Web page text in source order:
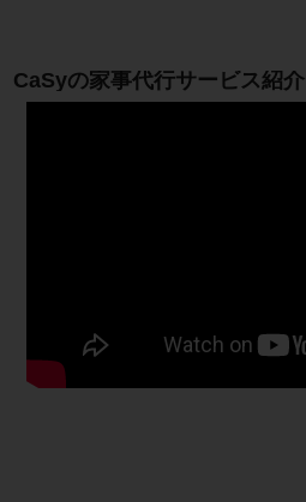
CaSyの家事代行サービス紹介